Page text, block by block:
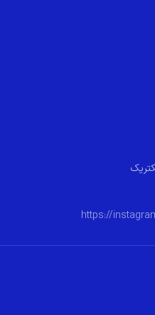
https://